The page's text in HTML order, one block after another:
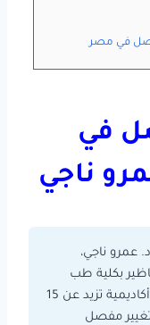
في مصر
في
عمرو ناجي،
بكلية طب
جامعة عين شمس. بخبرة إكلينيكية وأكاديمية تزيد عن 15
ما يفوق 500 جراحة تغيير مفصل